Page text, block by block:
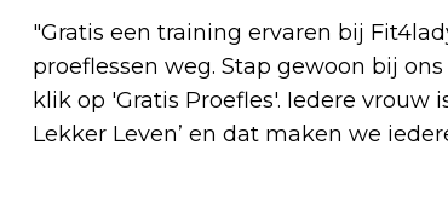
"Gratis een training ervaren bij
proeflessen weg. Stap gewoon bij
klik op 'Gratis Proefles'. Iedere vrouw
Lekker Leven’ en dat maken we